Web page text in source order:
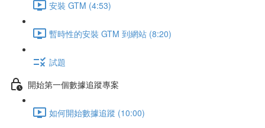
安裝 GTM (4:53)
暫時性的安裝 GTM 到網站 (8:20)
試題
開始第一個數據追蹤專案
如何開始數據追蹤 (10:00)